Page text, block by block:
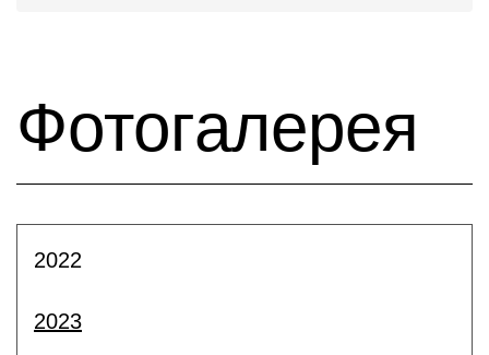
Фотогалерея
2022
2023